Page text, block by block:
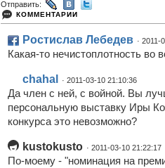
Отправить:
КОММЕНТАРИИ
Ростислав Лебедев · 2011-
Какая-то нечистоплотность во
chahal · 2011-03-10 21:10:36
Да член с ней, с войной. Вы
персональную выставку Иры
конкурса это невозможно?
kustokusto · 2011-03-10 21:22:17
По-моему - "номинация на